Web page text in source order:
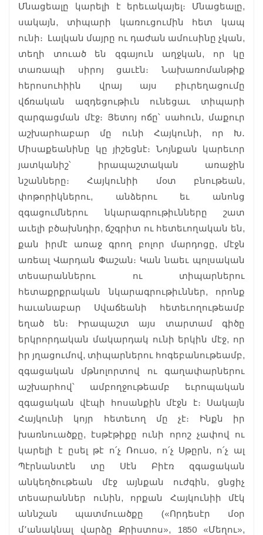
Մնացեալը կարելի է երեւակայել։ Մնացեալը,
սակայն, տիպարի կառուցումին հետ կապ
ունի։ Լալկան մայրը ու դաժան ամուսինը չկան,
տեղի տուած են զգայուն աղջկան, որ կը
տառապի սիրոյ ցաւէն։ Նախառոմանթիք
հերոսուհիին վրայ այս բիւրեղացումը
վճռական ազդեցութիւն ունեցաւ տիպարի
զարգացման մէջ։ Յետոյ ոճը՝ սահուն, մաքուր
աշխարհաբար մը ունի Հայկունի, որ Խ․
Միսաքեանինը կը յիշեցնէ։ Նոյնքան կարեւոր
յատկանիշ՝ իրապաշտական առաջին
նշանները։ Հայկունիի մօտ բնութեան,
փոթորիկներու, անձերու եւ անոնց
զգացումներու նկարագրութիւնները շատ
աւելի բծախնդիր, ճշգրիտ ու հետեւողական են,
քան իրմէ առաջ գրող բոլոր մարդոցը, մէջն
առեալ Վարդան Փաշան։ Կան նաեւ պոլսական
տեսարաններու ու տիպարներու
հետաքրքրական նկարագրութիւններ, որոնք
հաւանաբար Սվաճեանի հետեւողութեամբ
եղած են։ Իրապաշտ այս տարտամ գիծը
երկրորդական մակարդակ ունի երկին մէջ, որ
իր յղացումով, տիպարներու հոգեբանութեամբ,
զգացական մթնոլորտով ու գաղափարներու
աշխարհով՝ ամբողջութեամբ եւրոպական
զգացական վէպի հոսանքին մէջն է։ Սակայն
Հայկունի կոյր հետեւող մը չէ։ Ինքն իր
խառնուածքը, էսթէթիքը ունի որոշ չափով ու
կարելի է ըսել թէ ո՛չ Ռուսօ, ո՛չ Սթըրն, ո՛չ ալ
Պէրնանտէն տը Սէն Բիէռ զգացական
անկեղծութեան մէջ այնքան ուժգին, ցնցիչ
տեսարաններ ունին, որքան Հայկունիի մէկ
աննշան պատմուածքը («Որդեսէր մօր
մ՚անակնալ վարձը Քրիստոս», 1850 «Մեղու»,